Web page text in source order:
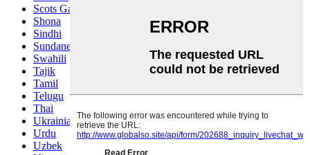
Scots Gaelic
Shona
Sindhi
Sundanese
Swahili
Tajik
Tamil
Telugu
Thai
Ukrainian
Urdu
Uzbek